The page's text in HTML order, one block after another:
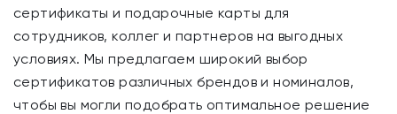
сертификаты и подарочные карты для
сотрудников, коллег и партнеров на выгодных
условиях. Мы предлагаем широкий выбор
сертификатов различных брендов и номиналов,
чтобы вы могли подобрать оптимальное решение